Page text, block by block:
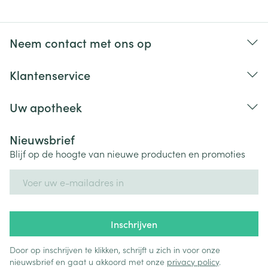
Neem contact met ons op
Klantenservice
Uw apotheek
Nieuwsbrief
Blijf op de hoogte van nieuwe producten en promoties
Inschrijven
Door op inschrijven te klikken, schrijft u zich in voor onze
nieuwsbrief en gaat u akkoord met onze privacy policy.